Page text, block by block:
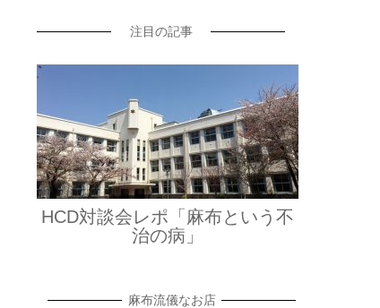
注目の記事
HCD対談会レポ「麻布という不
治の病」
麻布流儀なお店